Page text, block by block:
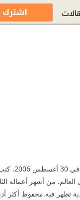
من أشهر أعماله
تظهر فيه.محفوظ أكثر
اشترك